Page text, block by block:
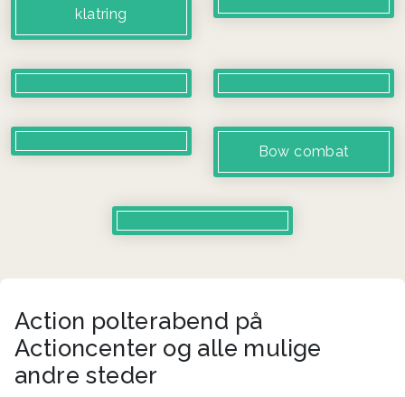
klatring
Bow combat
Action polterabend på
Actioncenter og alle mulige
andre steder